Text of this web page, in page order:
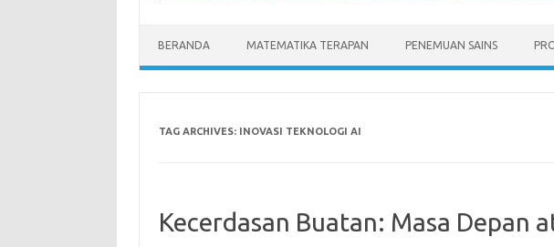
BERANDA MATEMATIKA TERAPAN PENEMUAN SAINS
TAG ARCHIVES: INOVASI TEKNOLOGI AI
Kecerdasan Buatan: Masa Depan